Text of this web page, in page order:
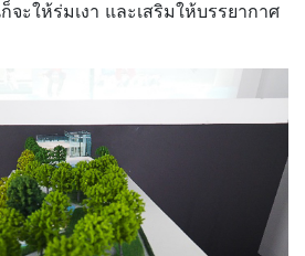
ะให้ร่มเงา และเสริมให้บรรยากาศ